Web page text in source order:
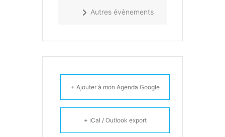
Autres évènements
+ Ajouter à mon Agenda Google
+ iCal / Outlook export